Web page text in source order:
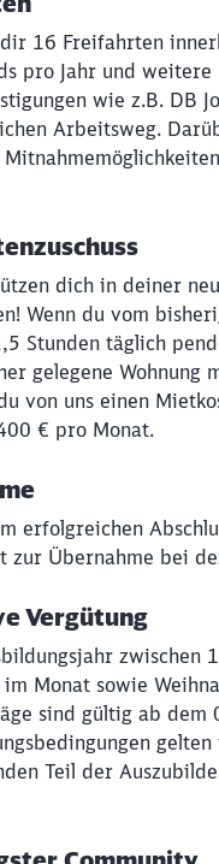
16 Freifahrten
pro Jahr und weitere
wie z.B. DB
Arbeitsweg.
dich in deiner
Wenn du vom
Stunden täglich
gelegene Wohnung
von uns einen
€ pro Monat.
erfolgreichen
zur Übernahme bei
Vergütung
zwischen
Monat sowie
sind gültig ab dem
Teil der
Sie zu
Abbrechen